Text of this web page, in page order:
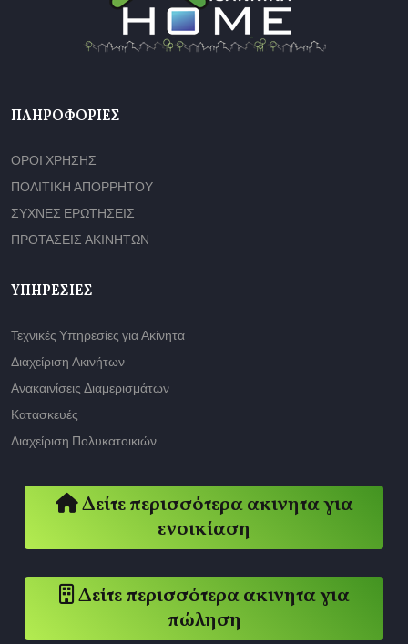
ΠΛΗΡΟΦΟΡΊΕΣ
ΟΡΟΙ ΧΡΗΣΗΣ
ΠΟΛΙΤΙΚΗ ΑΠΟΡΡΗΤΟΥ
ΣΥΧΝΕΣ ΕΡΩΤΗΣΕΙΣ
ΠΡΟΤΑΣΕΙΣ ΑΚΙΝΗΤΩΝ
ΥΠΗΡΕΣΊΕΣ
Τεχνικές Υπηρεσίες για Ακίνητα
Διαχείριση Ακινήτων
Ανακαινίσεις Διαμερισμάτων
Κατασκευές
Διαχείριση Πολυκατοικιών
Δείτε περισσότερα ακινητα για
ενοικίαση
Δείτε περισσότερα ακινητα για
πώληση